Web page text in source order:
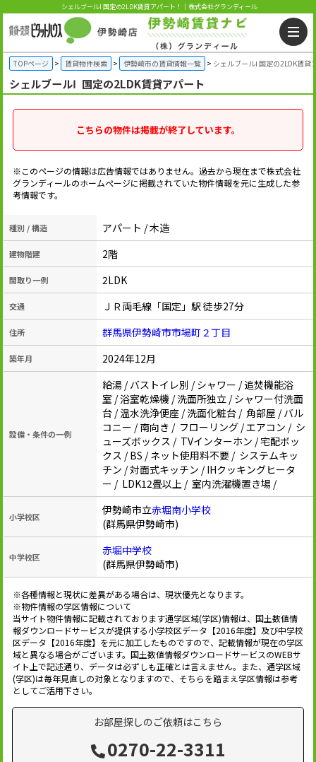
シェルブールⅠ 国定の2LDK賃貸アパート！｜株式会社グランディール
TOPページ 賃貸物件検索 伊勢崎市の賃貸情報一覧 シェルブールⅠ 国定の2LDK賃貸
シェルブールⅠ 国定の2LDK賃貸アパート
こちらの物件は掲載が終了しています。
※このページの情報は広告情報ではありません。過去から現在まで株式会社
グランディールのホームぺージに掲載されていた物件情報を元に生成した参
考情報です。
種別 / 構造 アパート / 木造
建物階建 2階
間取り一例 2LDK
交通 ＪＲ両毛線「国定」駅 徒歩27分
住所 群馬県伊勢崎市市場町２丁目
築年月 2024年12月
設備・条件の一例
給湯 / バストイレ別 / シャワー / 追焚機能浴
室 / 浴室乾燥機 / 洗面所独立 / シャワー付洗面
台 / 温水洗浄便座 / 洗面化粧台 / 角部屋 / バル
コニー / 南向き / フローリング / エアコン / シ
ューズボックス / TVインターホン / 宅配ボッ
クス / BS / ネット使用料不要 / システムキッ
チン / 対面式キッチン / IHクッキングヒータ
ー / LDK12畳以上 / 室内洗濯機置き場 /
小学校区 伊勢崎市立赤堀南小学校
(群馬県伊勢崎市)
中学校区
赤堀中学校
(群馬県伊勢崎市)
※各種情報と現状に差異がある場合は、現状優先となります。
※物件情報の学区情報について
当サイト物件情報に記載されております通学区域(学区)情報は、国土数値情
報ダウンロードサービスが提供する小学校区データ【2016年度】及び中学校
区データ【2016年度】を元に加工したものですので、記載情報が現在の学区
域と異なる場合がございます。国土数値情報ダウンロードサービスのWEBサ
イト上で記述通り、データは必ずしも正確とは言えません。また、通学区域
(学区)は毎年見直しの対象となりますので、そちらを踏まえ学区情報は参考
としてご活用下さい。
お部屋探しのご依頼はこちら
0270-22-3311